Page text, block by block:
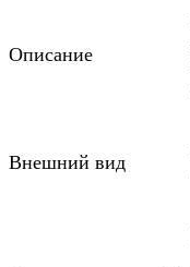
Описание
Внешний вид